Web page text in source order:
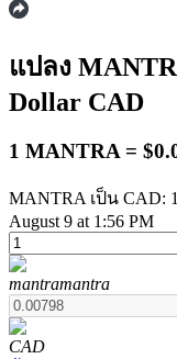
ฟิวเจอร์ส
ฟิวเจอร์สที่ใช้
แปลง
Dollar CAD
1 MANTRA =
MANTRA เป็น CAD:
August 9 at 1:56 PM
mantramantra
CAD